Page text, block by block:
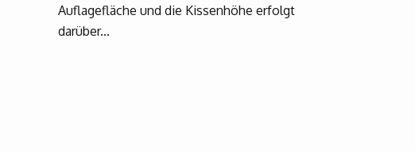
Auflagefläche und die Kissenhöhe erfolgt
darüber...